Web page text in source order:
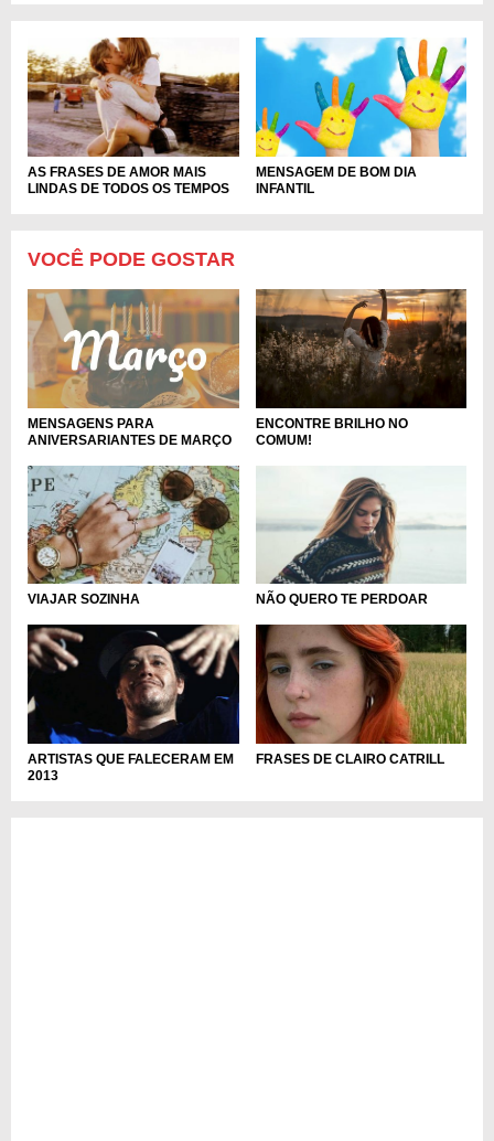
AS FRASES DE AMOR MAIS
LINDAS DE TODOS OS TEMPOS
MENSAGEM DE BOM DIA
INFANTIL
VOCÊ PODE GOSTAR
MENSAGENS PARA
ANIVERSARIANTES DE MARÇO
ENCONTRE BRILHO NO
COMUM!
VIAJAR SOZINHA NÃO QUERO TE PERDOAR
ARTISTAS QUE FALECERAM EM
2013
FRASES DE CLAIRO CATRILL